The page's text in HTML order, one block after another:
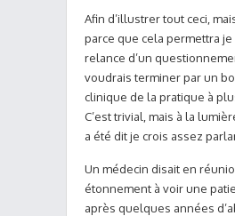
Afin d’illustrer tout ceci,
parce que cela permettra je
relance d’un
voudrais terminer par un
clinique de la pratique à
C’est trivial, mais à la
a été dit je crois assez
Un médecin disait en
étonnement à voir une
après quelques années